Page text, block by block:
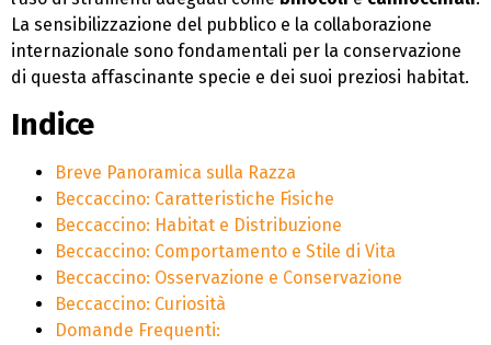
La sensibilizzazione del pubblico e la collaborazione
internazionale sono fondamentali per la conservazione
di questa affascinante specie e dei suoi preziosi habitat.
Indice
Breve Panoramica sulla Razza
Beccaccino: Caratteristiche Fisiche
Beccaccino: Habitat e Distribuzione
Beccaccino: Comportamento e Stile di Vita
Beccaccino: Osservazione e Conservazione
Beccaccino: Curiosità
Domande Frequenti: